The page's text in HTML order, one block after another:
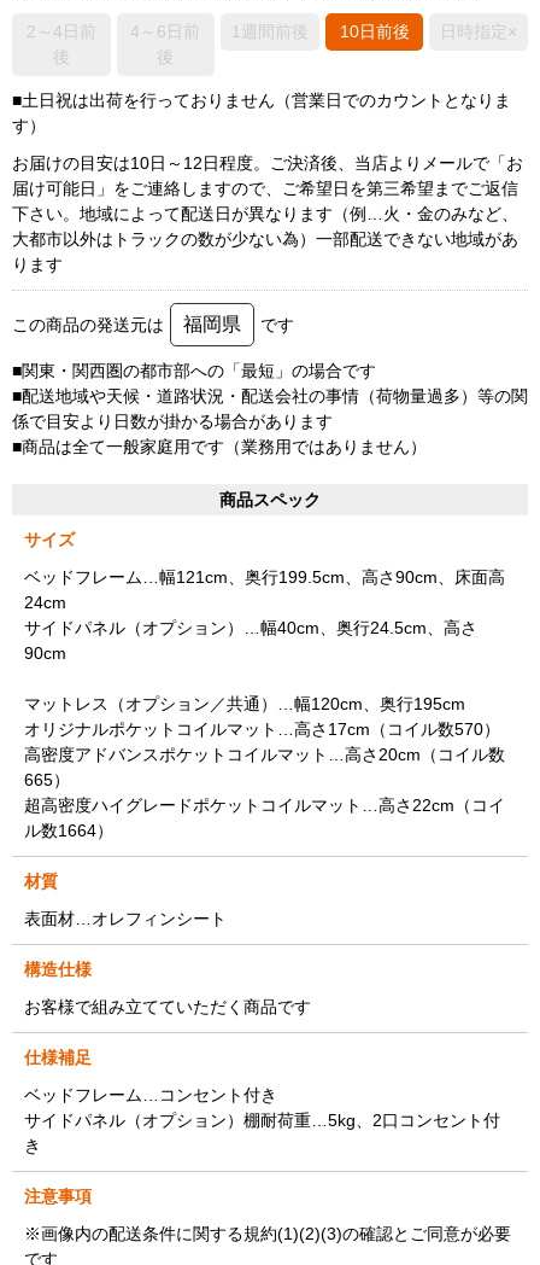
2～4日前
後
4～6日前
後
1週間前後 10日前後 日時指定×
■土日祝は出荷を行っておりません（営業日でのカウントとなりま
す）
お届けの目安は10日～12日程度。ご決済後、当店よりメールで「お
届け可能日」をご連絡しますので、ご希望日を第三希望までご返信
下さい。地域によって配送日が異なります（例…火・金のみなど、
大都市以外はトラックの数が少ない為）一部配送できない地域があ
ります
この商品の発送元は 福岡県 です
■関東・関西圏の都市部への「最短」の場合です
■配送地域や天候・道路状況・配送会社の事情（荷物量過多）等の関
係で目安より日数が掛かる場合があります
■商品は全て一般家庭用です（業務用ではありません）
商品スペック
サイズ
ベッドフレーム…幅121cm、奥行199.5cm、高さ90cm、床面高
24cm
サイドパネル（オプション）…幅40cm、奥行24.5cm、高さ
90cm
マットレス（オプション／共通）…幅120cm、奥行195cm
オリジナルポケットコイルマット…高さ17cm（コイル数570）
高密度アドバンスポケットコイルマット…高さ20cm（コイル数
665）
超高密度ハイグレードポケットコイルマット…高さ22cm（コイ
ル数1664）
材質
表面材…オレフィンシート
構造仕様
お客様で組み立てていただく商品です
仕様補足
ベッドフレーム…コンセント付き
サイドパネル（オプション）棚耐荷重…5kg、2口コンセント付
き
注意事項
※画像内の配送条件に関する規約(1)(2)(3)の確認とご同意が必要
です